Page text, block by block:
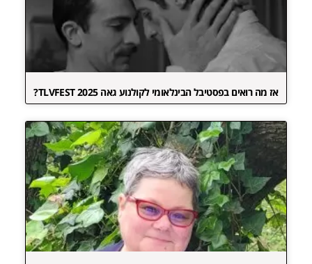
אז מה רואים בפסטיבל הבינלאומי לקולנוע גאה TLVFEST 2025?